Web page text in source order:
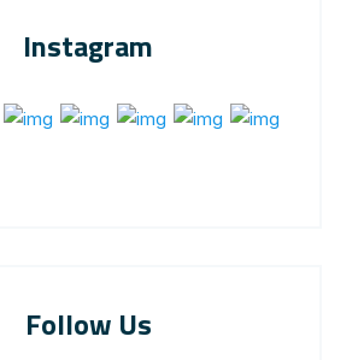
Instagram
Follow Us